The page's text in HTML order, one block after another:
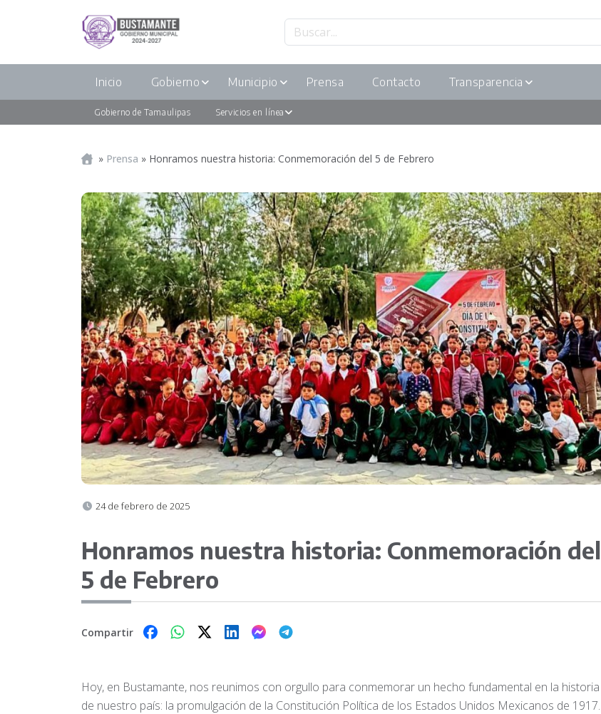
Inicio Gobierno Municipio Prensa Contacto Transparencia
Gobierno de Tamaulipas Servicios en línea
Portada
» Prensa » Honramos nuestra historia: Conmemoración del 5 de Febrero
24 de febrero de 2025
Honramos nuestra historia: Conmemoración del
5 de Febrero
Compartir
Hoy, en Bustamante, nos reunimos con orgullo para conmemorar un hecho fundamental en la historia
de nuestro país: la promulgación de la Constitución Política de los Estados Unidos Mexicanos de 1917.
Contacto